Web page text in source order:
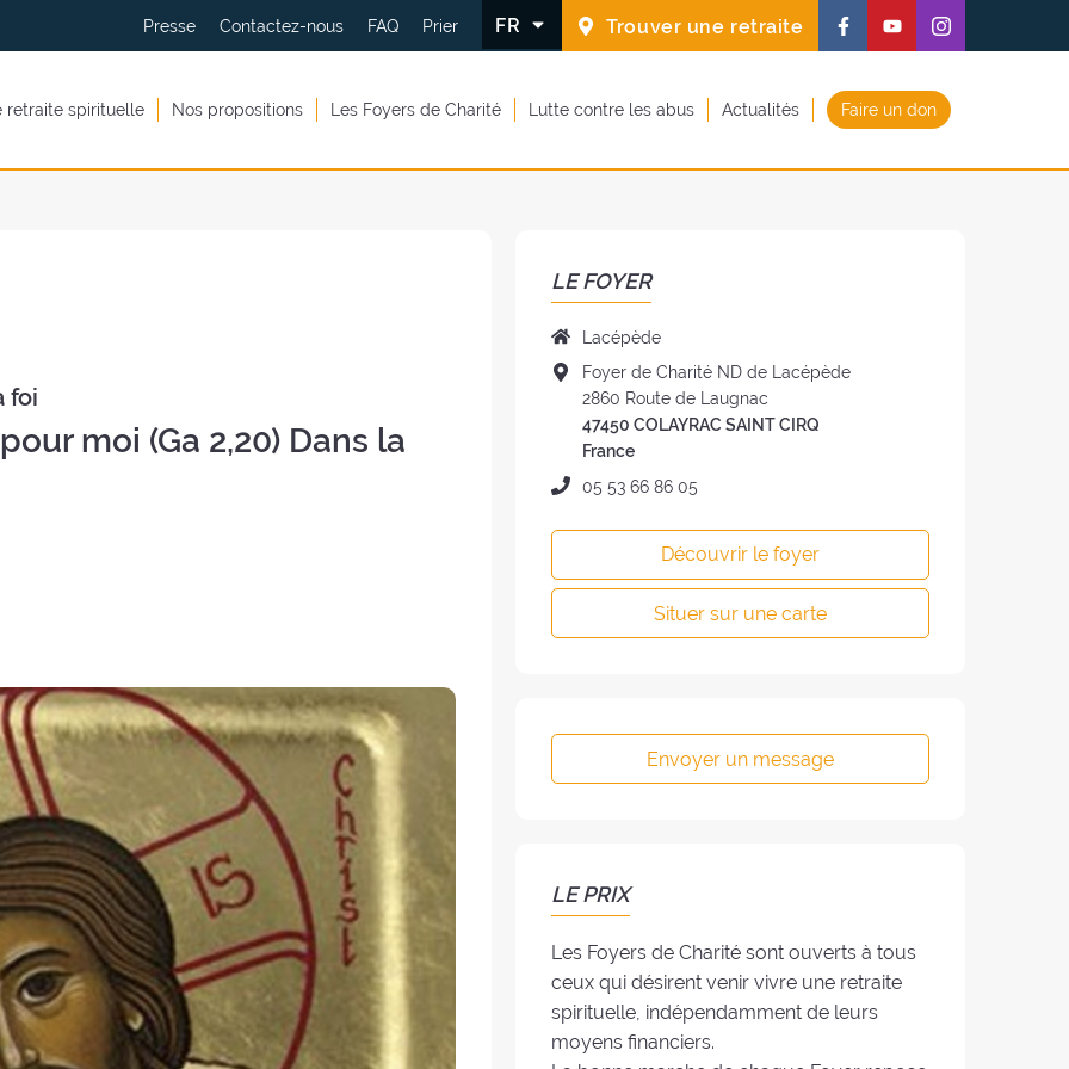
Presse Contactez-nous FAQ Prier FR Trouver une retraite
Suivez-
nous
Facebook
fenêtre)
Suivez-
nous
Youtube
fenêtre)
Suivez-
nous
Instagram
fenêtre)
retraite spirituelle Nos propositions Les Foyers de Charité Lutte contre les abus Actualités Faire un don
foi
moi (Ga 2,20) Dans la
LE FOYER
Nom
du
foyer
Lacépède
Adresse
du
foyer
:
Foyer de Charité ND de Lacépède
2860 Route de Laugnac
47450 COLAYRAC SAINT CIRQ
France
Téléphone
05 53 66 86 05
Découvrir le foyer
Situer sur une carte
Envoyer un message
LE PRIX
Les Foyers de Charité sont ouverts à tous
ceux qui désirent venir vivre une retraite
spirituelle, indépendamment de leurs
moyens financiers.